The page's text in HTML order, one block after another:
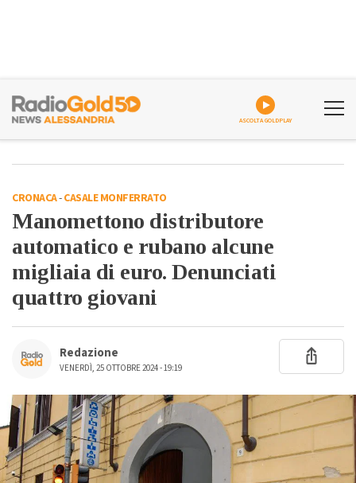
ASCOLTA GOLDPLAY
CRONACA-CASALE MONFERRATO
Manomettono distributore
automatico e rubano alcune
migliaia di euro. Denunciati
quattro giovani
Redazione
VENERDÌ, 25 OTTOBRE 2024 - 19:19